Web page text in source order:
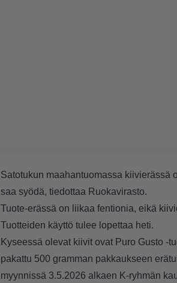
Satotukun maahantuomassa kiivierässä
saa syödä, tiedottaa Ruokavirasto.
Tuote-erässä on liikaa fentionia, eikä
Tuotteiden käyttö tulee lopettaa heti.
Kyseessä olevat kiivit ovat Puro Gusto -
pakattu 500 gramman pakkaukseen
myynnissä 3.5.2026 alkaen K-ryhmän